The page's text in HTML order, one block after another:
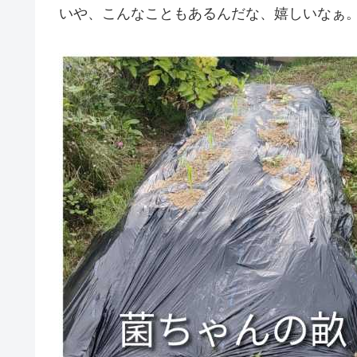
いや、こんなこともあるんだな、嬉しいなぁ